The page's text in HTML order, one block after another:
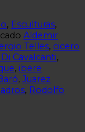
, Esculturas,
Aldemir
Telles, cicero
Cavalcanti,
, ibere
, Juarez
, Rodolfo